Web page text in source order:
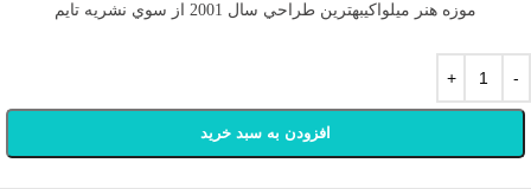
موزه هنر میلواکیبهترين طراحي سال 2001 از سوي نشريه تايم
افزودن به سبد خرید